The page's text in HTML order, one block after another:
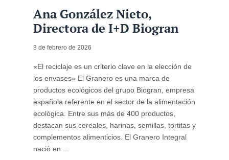
Ana González Nieto,
Directora de I+D Biogran
3 de febrero de 2026
«El reciclaje es un criterio clave en la elección de
los envases» El Granero es una marca de
productos ecológicos del grupo Biogran, empresa
española referente en el sector de la alimentación
ecológica. Entre sus más de 400 productos,
destacan sus cereales, harinas, semillas, tortitas y
complementos alimenticios. El Granero Integral
nació en ...